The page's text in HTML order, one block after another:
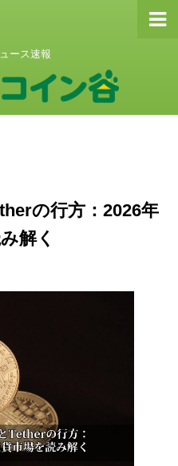
ース速報
の行方：2026年
解く